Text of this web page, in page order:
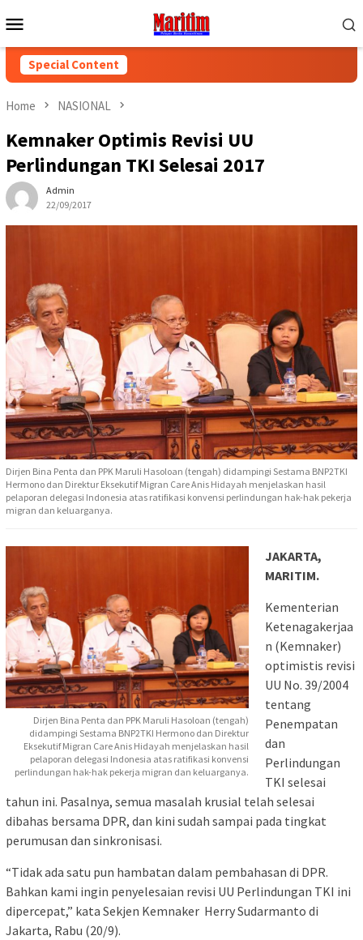
to
Menu
Special Content
Home NASIONAL
Kemnaker Optimis Revisi UU
Perlindungan TKI Selesai 2017
Admin
22/09/2017
Dirjen Bina Penta dan PPK Maruli Hasoloan (tengah) didampingi Sestama BNP2TKI
Hermono dan Direktur Eksekutif Migran Care Anis Hidayah menjelaskan hasil
pelaporan delegasi Indonesia atas ratifikasi konvensi perlindungan hak-hak pekerja
migran dan keluarganya.
Dirjen Bina Penta dan PPK Maruli Hasoloan (tengah)
didampingi Sestama BNP2TKI Hermono dan Direktur
Eksekutif Migran Care Anis Hidayah menjelaskan hasil
pelaporan delegasi Indonesia atas ratifikasi konvensi
perlindungan hak-hak pekerja migran dan keluarganya.
JAKARTA,
MARITIM.
Kementerian
Ketenagakerjaa
n (Kemnaker)
optimistis revisi
UU No. 39/2004
tentang
Penempatan
dan
Perlindungan
TKI selesai
tahun ini. Pasalnya, semua masalah krusial telah selesai
dibahas bersama DPR, dan kini sudah sampai pada tingkat
perumusan dan sinkronisasi.
“Tidak ada satu pun hambatan dalam pembahasan di DPR.
Bahkan kami ingin penyelesaian revisi UU Perlindungan TKI ini
dipercepat,” kata Sekjen Kemnaker Herry Sudarmanto di
Jakarta, Rabu (20/9).